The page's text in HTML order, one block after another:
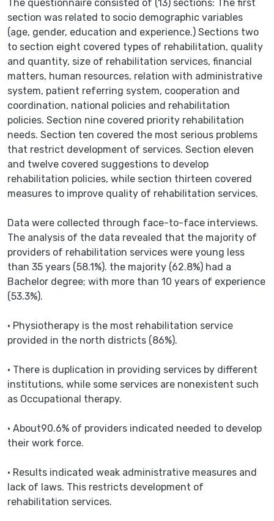
The questionnaire consisted of (13) sections: The first
section was related to socio demographic variables
(age, gender, education and experience.) Sections two
to section eight covered types of rehabilitation, quality
and quantity, size of rehabilitation services, financial
matters, human resources, relation with administrative
system, patient referring system, cooperation and
coordination, national policies and rehabilitation
policies. Section nine covered priority rehabilitation
needs. Section ten covered the most serious problems
that restrict development of services. Section eleven
and twelve covered suggestions to develop
rehabilitation policies, while section thirteen covered
measures to improve quality of rehabilitation services.
Data were collected through face-to-face interviews.
The analysis of the data revealed that the majority of
providers of rehabilitation services were young less
than 35 years (58.1%). the majority (62.8%) had a
Bachelor degree; with more than 10 years of experience
(53.3%).
• Physiotherapy is the most rehabilitation service
provided in the north districts (86%).
• There is duplication in providing services by different
institutions, while some services are nonexistent such
as Occupational therapy.
• About90.6% of providers indicated needed to develop
their work force.
• Results indicated weak administrative measures and
lack of laws. This restricts development of
rehabilitation services.